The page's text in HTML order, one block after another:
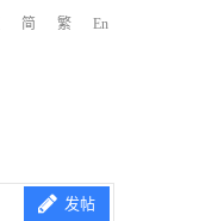
简 繁 En
发帖